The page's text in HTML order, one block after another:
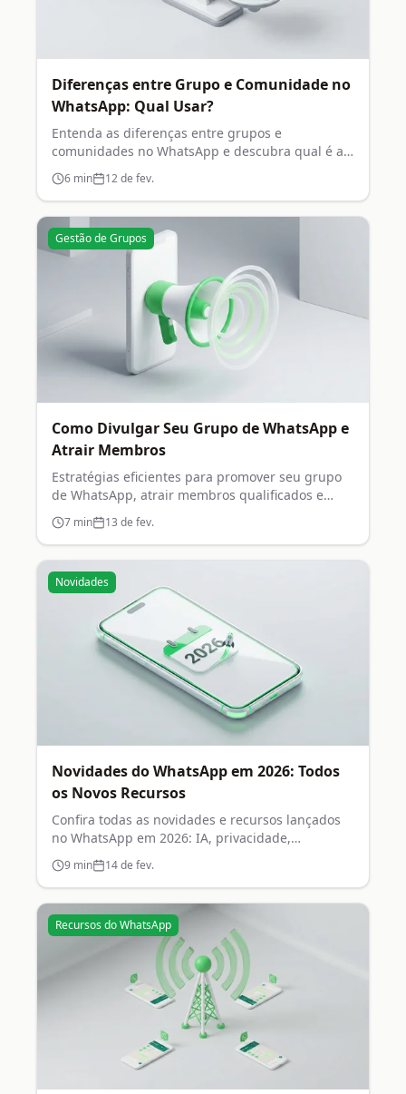
Diferenças entre Grupo e Comunidade no
WhatsApp: Qual Usar?
Entenda as diferenças entre grupos e
comunidades no WhatsApp e descubra qual é a
melhor opção para você.
6 min 12 de fev.
Gestão de Grupos
Como Divulgar Seu Grupo de WhatsApp e
Atrair Membros
Estratégias eficientes para promover seu grupo
de WhatsApp, atrair membros qualificados e
crescer organicamente.
7 min 13 de fev.
Novidades
Novidades do WhatsApp em 2026: Todos
os Novos Recursos
Confira todas as novidades e recursos lançados
no WhatsApp em 2026: IA, privacidade,
comunidades e muito mais.
9 min 14 de fev.
Recursos do WhatsApp